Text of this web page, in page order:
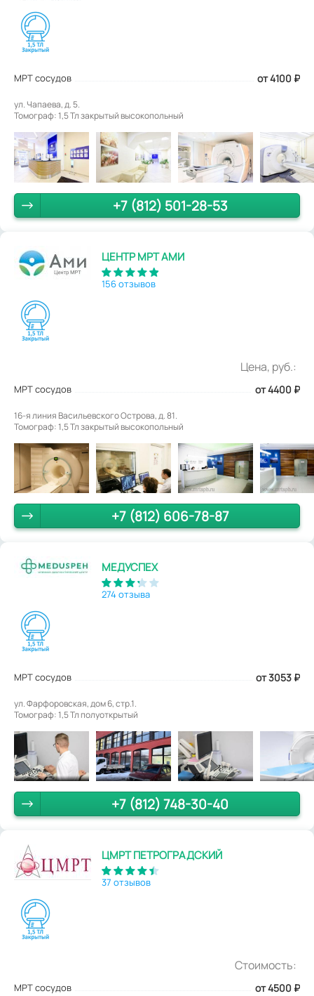
МРТ сосудов от 4100 ₽
ул. Чапаева, д. 5.
Томограф: 1,5 Тл закрытый высокопольный
+7 (812) 501-28-53
ЦЕНТР МРТ АМИ
156 отзывов
Цена, руб.:
МРТ сосудов от 4400 ₽
16-я линия Васильевского Острова, д. 81.
Томограф: 1,5 Тл закрытый высокопольный
+7 (812) 606-78-87
МЕДУСПЕХ
274 отзыва
МРТ сосудов от 3053 ₽
ул. Фарфоровская, дом 6, стр.1.
Томограф: 1,5 Тл полуоткрытый
+7 (812) 748-30-40
ЦМРТ ПЕТРОГРАДСКИЙ
37 отзывов
Стоимость:
МРТ сосудов от 4500 ₽